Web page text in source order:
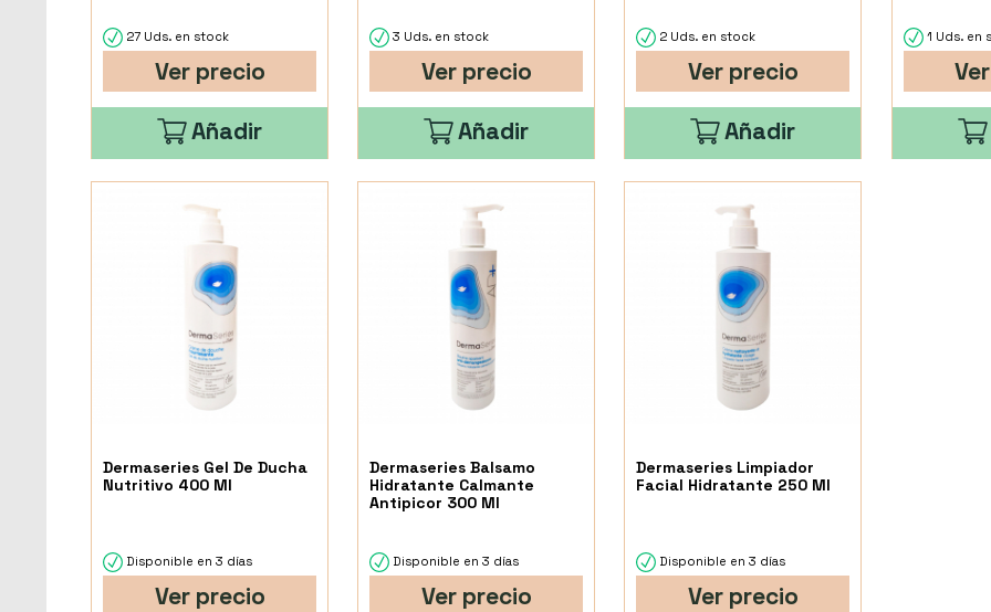
27 Uds. en stock
Ver precio
Añadir
3 Uds. en stock
Ver precio
Añadir
2 Uds. en stock
Ver precio
Añadir
1 Uds. en
Dermaseries Gel De Ducha
Nutritivo 400 Ml
Disponible en 3 días
Ver precio
Dermaseries Balsamo
Hidratante Calmante
Antipicor 300 Ml
Disponible en 3 días
Ver precio
Dermaseries Limpiador
Facial Hidratante 250 Ml
Disponible en 3 días
Ver precio